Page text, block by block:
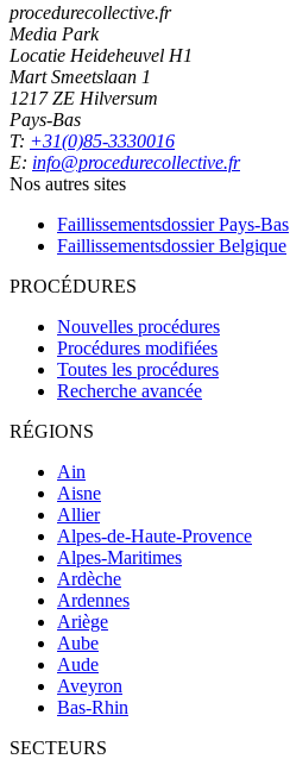
procedurecollective.fr
Media Park
Locatie Heideheuvel H1
Mart Smeetslaan 1
1217 ZE Hilversum
Pays-Bas
T: +31(0)85-3330016
E: info@procedurecollective.fr
Nos autres sites
Faillissementsdossier Pays-Bas
Faillissementsdossier Belgique
PROCÉDURES
Nouvelles procédures
Procédures modifiées
Toutes les procédures
Recherche avancée
RÉGIONS
Ain
Aisne
Allier
Alpes-de-Haute-Provence
Alpes-Maritimes
Ardèche
Ardennes
Ariège
Aube
Aude
Aveyron
Bas-Rhin
SECTEURS